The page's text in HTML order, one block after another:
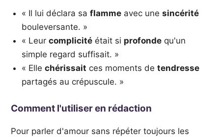
« Il lui déclara sa flamme avec une sincérité
bouleversante. »
« Leur complicité était si profonde qu'un
simple regard suffisait. »
« Elle chérissait ces moments de tendresse
partagés au crépuscule. »
Comment l'utiliser en rédaction
Pour parler d'amour sans répéter toujours les